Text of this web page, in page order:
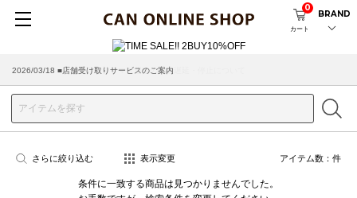
カート
0
BRAND
2026/03/18 ■店舗受け取りサービスのご案内
さらに絞り込む 表示変更 アイテム数： 件
条件に一致する商品は見つかりませんでした。